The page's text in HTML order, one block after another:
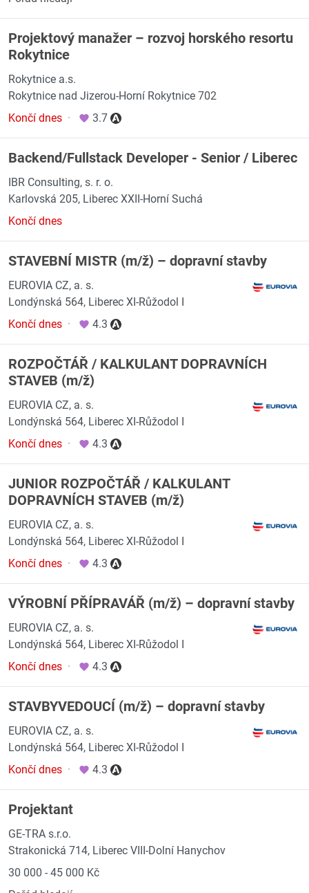
Projektový manažer – rozvoj horského resortu
Rokytnice
Rokytnice a.s.
Rokytnice nad Jizerou-Horní Rokytnice 702
Končí dnes · 3.7
Backend/Fullstack Developer - Senior / Liberec
IBR Consulting, s. r. o.
Karlovská 205, Liberec XXII-Horní Suchá
Končí dnes
STAVEBNÍ MISTR (m/ž) – dopravní stavby
EUROVIA CZ, a. s.
Londýnská 564, Liberec XI-Růžodol I
Končí dnes · 4.3
ROZPOČTÁŘ / KALKULANT DOPRAVNÍCH
STAVEB (m/ž)
EUROVIA CZ, a. s.
Londýnská 564, Liberec XI-Růžodol I
Končí dnes · 4.3
JUNIOR ROZPOČTÁŘ / KALKULANT
DOPRAVNÍCH STAVEB (m/ž)
EUROVIA CZ, a. s.
Londýnská 564, Liberec XI-Růžodol I
Končí dnes · 4.3
VÝROBNÍ PŘÍPRAVÁŘ (m/ž) – dopravní stavby
EUROVIA CZ, a. s.
Londýnská 564, Liberec XI-Růžodol I
Končí dnes · 4.3
STAVBYVEDOUCÍ (m/ž) – dopravní stavby
EUROVIA CZ, a. s.
Londýnská 564, Liberec XI-Růžodol I
Končí dnes · 4.3
Projektant
GE-TRA s.r.o.
Strakonická 714, Liberec VIII-Dolní Hanychov
30 000 - 45 000 Kč